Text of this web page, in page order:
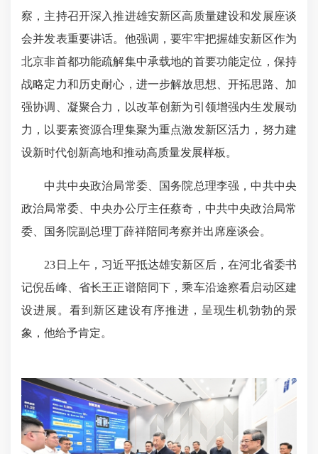
察，主持召开深入推进雄安新区高质量建设和发展座谈
会并发表重要讲话。他强调，要牢牢把握雄安新区作为
北京非首都功能疏解集中承载地的首要功能定位，保持
战略定力和历史耐心，进一步解放思想、开拓思路、加
强协调、凝聚合力，以改革创新为引领增强内生发展动
力，以要素资源合理集聚为重点激发新区活力，努力建
设新时代创新高地和推动高质量发展样板。
中共中央政治局常委、国务院总理李强，中共中央
政治局常委、中央办公厅主任蔡奇，中共中央政治局常
委、国务院副总理丁薛祥陪同考察并出席座谈会。
23日上午，习近平抵达雄安新区后，在河北省委书
记倪岳峰、省长王正谱陪同下，乘车沿途察看启动区建
设进展。看到新区建设有序推进，呈现生机勃勃的景
象，他给予肯定。